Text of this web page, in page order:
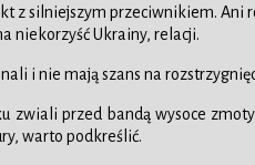
z silniejszym przeciwnikiem. Ani
niekorzyść Ukrainy, relacji.
i nie mają szans na
zwiali przed bandą wysoce
warto podkreślić.